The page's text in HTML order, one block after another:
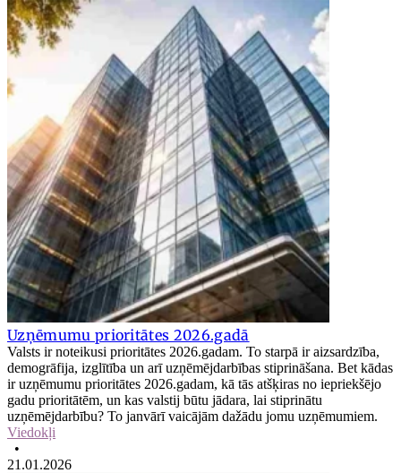
Uzņēmumu prioritātes 2026.gadā
Valsts ir noteikusi prioritātes 2026.gadam. To starpā ir aizsardzība,
demogrāfija, izglītība un arī uzņēmējdarbības stiprināšana. Bet kādas
ir uzņēmumu prioritātes 2026.gadam, kā tās atšķiras no iepriekšējo
gadu prioritātēm, un kas valstij būtu jādara, lai stiprinātu
uzņēmējdarbību? To janvārī vaicājām dažādu jomu uzņēmumiem.
Viedokļi
•
21.01.2026